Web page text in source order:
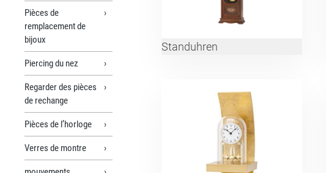
Pièces de
remplacement de
bijoux
Piercing du nez
Regarder des pièces
de rechange
Pièces de l’horloge
Verres de montre
Standuhren